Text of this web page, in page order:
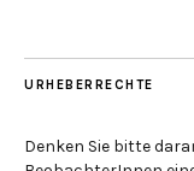
URHEBERRECHTE
Denken Sie bitte